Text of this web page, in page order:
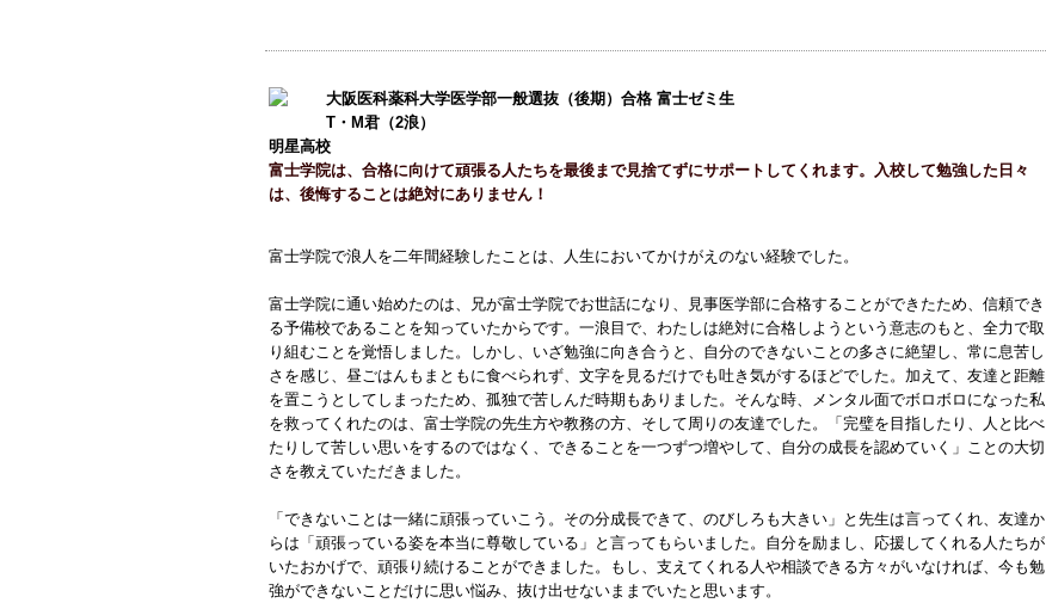
大阪医科薬科大学医学部一般選抜（後期）合格 富士ゼミ生
T・M君（2浪）
明星高校
富士学院は、合格に向けて頑張る人たちを最後まで見捨てずにサポートしてくれます。入校して勉強した日々
は、後悔することは絶対にありません！
富士学院で浪人を二年間経験したことは、人生においてかけがえのない経験でした。
富士学院に通い始めたのは、兄が富士学院でお世話になり、見事医学部に合格することができたため、信頼でき
る予備校であることを知っていたからです。一浪目で、わたしは絶対に合格しようという意志のもと、全力で取
り組むことを覚悟しました。しかし、いざ勉強に向き合うと、自分のできないことの多さに絶望し、常に息苦し
さを感じ、昼ごはんもまともに食べられず、文字を見るだけでも吐き気がするほどでした。加えて、友達と距離
を置こうとしてしまったため、孤独で苦しんだ時期もありました。そんな時、メンタル面でボロボロになった私
を救ってくれたのは、富士学院の先生方や教務の方、そして周りの友達でした。「完璧を目指したり、人と比べ
たりして苦しい思いをするのではなく、できることを一つずつ増やして、自分の成長を認めていく」ことの大切
さを教えていただきました。
「できないことは一緒に頑張っていこう。その分成長できて、のびしろも大きい」と先生は言ってくれ、友達か
らは「頑張っている姿を本当に尊敬している」と言ってもらいました。自分を励まし、応援してくれる人たちが
いたおかげで、頑張り続けることができました。もし、支えてくれる人や相談できる方々がいなければ、今も勉
強ができないことだけに思い悩み、抜け出せないままでいたと思います。